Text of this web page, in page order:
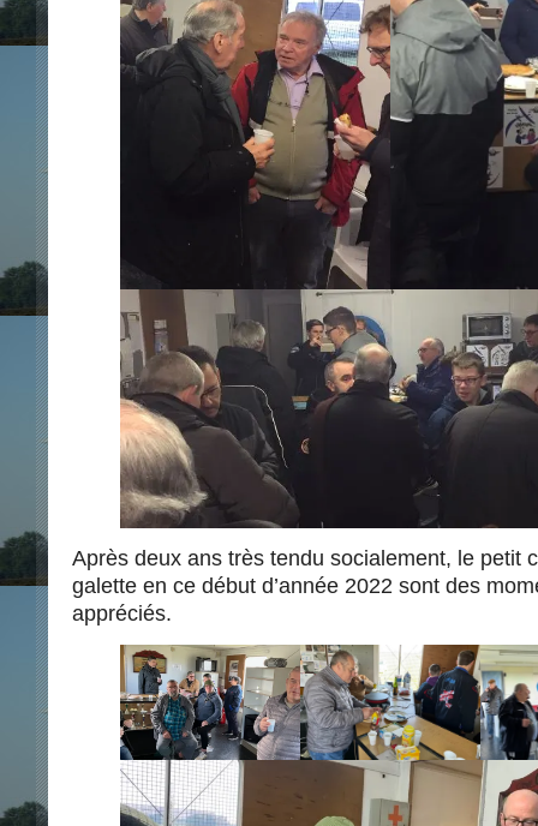
Après deux ans très tendu socialement, le petit
galette en ce début d’année 2022 sont des
appréciés.